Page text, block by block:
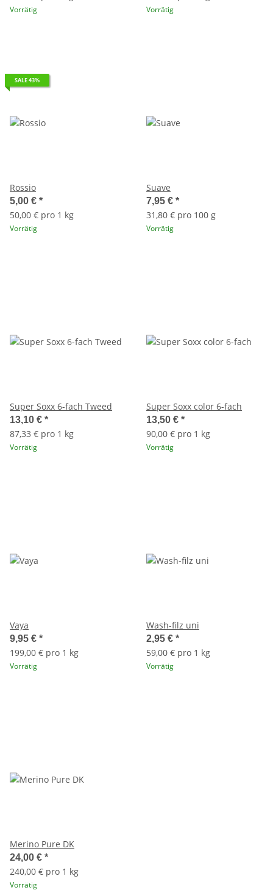
Vorrätig Vorrätig
SALE 43%
Rossio
5,00 € *
50,00 € pro 1 kg
Vorrätig
Suave
7,95 € *
31,80 € pro 100 g
Vorrätig
Super Soxx 6-fach Tweed
13,10 € *
87,33 € pro 1 kg
Vorrätig
Super Soxx color 6-fach
13,50 € *
90,00 € pro 1 kg
Vorrätig
Vaya
9,95 € *
199,00 € pro 1 kg
Vorrätig
Wash-filz uni
2,95 € *
59,00 € pro 1 kg
Vorrätig
Merino Pure DK
24,00 € *
240,00 € pro 1 kg
Vorrätig